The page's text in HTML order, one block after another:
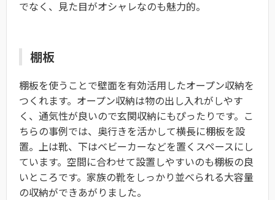
でなく、見た目がオシャレなのも魅力的。
棚板
棚板を使うことで壁面を有効活用したオープン収納を
つくれます。オープン収納は物の出し入れがしやす
く、通気性が良いので玄関収納にもぴったりです。こ
ちらの事例では、奥行きを活かして横長に棚板を設
置。上は靴、下はベビーカーなどを置くスペースにし
ています。空間に合わせて設置しやすいのも棚板の良
いところです。家族の靴をしっかり並べられる大容量
の収納ができあがりました。